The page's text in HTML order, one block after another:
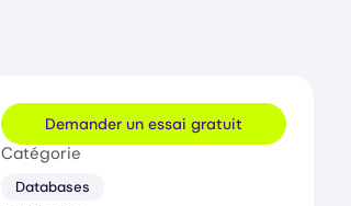
Demander un essai gratuit
Catégorie
Databases